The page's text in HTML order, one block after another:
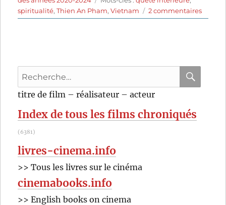
spiritualité,Thien An Pham,Vietnam 2 commentairessur
L’Arbre
Recherche
pour
:
titre de film – réalisateur – acteur
Index de tous les films chroniqués
(6381)
livres-cinema.info
>> Tous les livres sur le cinéma
cinemabooks.info
>> English books on cinema